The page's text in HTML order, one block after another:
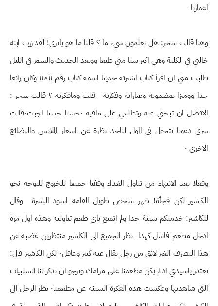
اعمارنا ٠
وهنا قالت سحر: هل تعلمون شيء ما ؟ قلنا ما هو ياترى! لقد زرت ابنة
خالتي في الكلية وهي اكبر سنا مني طبعا ووبعد الحديث والسمر في الليل
طلبت مني ان اقرأ كتاب اشترته حديثا اسمه كتاب رقم ١١×١١ وكان رائعا
جدا ووميزا بمضمونه وعباراته وفكرته ٠ قلت ومافكرته ؟ قالت سحر :
الافضل ان تبحثي عنه وتطلعي على مافيه ٠حسنا حسنا اجبت٠قالت
سرى دعونا نتجول في المول لناخذ نظرة عن اسعار الملابس والبضائع
الاخرى ٠
وفعلا بعد الانتهاء من تناول الغداء وقفنا جميعا للخروج للتوجه نحو
الكاشير لكن فجأة! ظهر شخص طويل القامة اسود البشرة وقال
للكاشير: خدمتكم سيئة جدا ولم اتمتع باي طعم تناولته وهذه اول مرة
ادخل مطعم فاشل كهذا ٠نظر الجميع الى الكاشير منتظرين غضبه عن
هذا التصرف الغير لائق من رجل يقال عنه كبير وعاقل٠ لكن الكاشير قال:
نعتذر ياسيدي اذ لم يكن مطعمنا على مرامك ونرجو ان تذكر لنا السلبيات
التي شاهدتها وعكست هذه الفكرة السيئة عن مطعمنا٠ نظر الرجل الى